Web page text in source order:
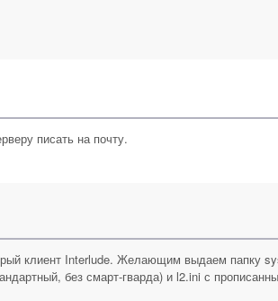
писать на почту.
клиент Interlude. Желающим выдаем папку
без смарт-гварда) и l2.ini с